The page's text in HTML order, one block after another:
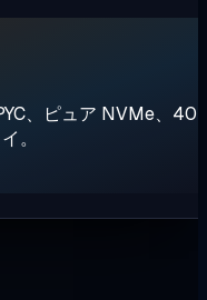
、ピュア NVMe、40
。